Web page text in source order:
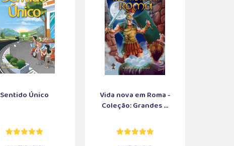
Sentido Único
Vida nova em Roma -
Coleção: Grandes ...